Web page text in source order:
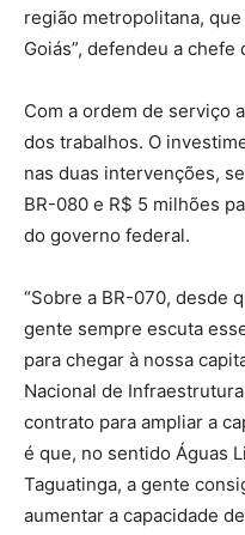
região metropolitana,
Goiás”, defendeu a chefe
Com a ordem de serviço
dos trabalhos. O
nas duas intervenções,
BR-080 e R$ 5 milhões
do governo federal.
“Sobre a BR-070, desde
gente sempre escuta
para chegar à nossa
Nacional de
contrato para ampliar a
é que, no sentido Águas
Taguatinga, a gente
aumentar a capacidade